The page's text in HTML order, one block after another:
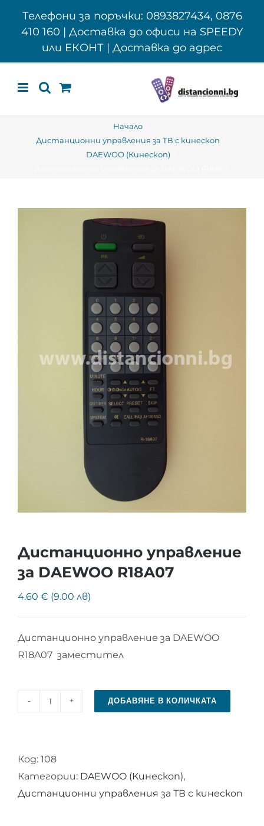
Телефони за поръчки: 0893827434, 0876
410 160 | Доставка до офиси на SPEEDY
или ЕКОНТ | Доставка до адрес
Начало
Дистанционни управления за ТВ с кинескоп
DAEWOO (Кинескоп)
Дистанционно управление
за DAEWOO R18A07
4.60 € (9.00 лв)
Дистанционно управление за DAEWOO
R18A07 заместител
количество
управление
за
DAEWOO
ДОБАВЯНЕ В КОЛИЧКАТА
Код: 108
Категории: DAEWOO (Кинескоп),
Дистанционни управления за ТВ с кинескоп